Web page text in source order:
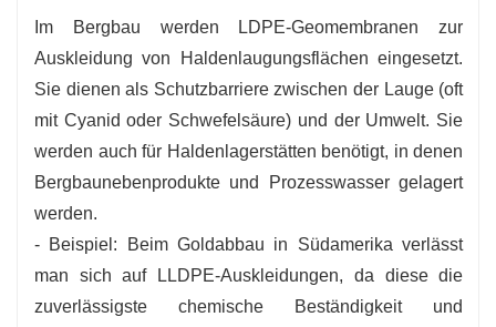
Im Bergbau werden LDPE-Geomembranen zur
Auskleidung von Haldenlaugungsflächen eingesetzt.
Sie dienen als Schutzbarriere zwischen der Lauge (oft
mit Cyanid oder Schwefelsäure) und der Umwelt. Sie
werden auch für Haldenlagerstätten benötigt, in denen
Bergbaunebenprodukte und Prozesswasser gelagert
werden.
- Beispiel: Beim Goldabbau in Südamerika verlässt
man sich auf LLDPE-Auskleidungen, da diese die
zuverlässigste chemische Beständigkeit und